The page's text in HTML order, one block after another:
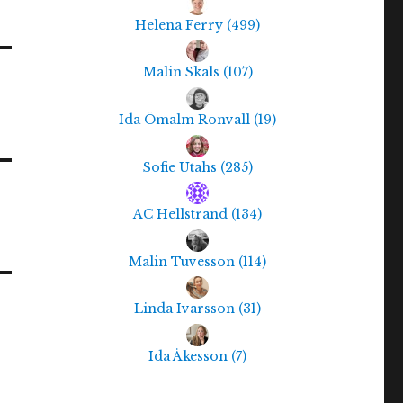
Helena Ferry (499)
Malin Skals (107)
Ida Ömalm Ronvall (19)
Sofie Utahs (285)
AC Hellstrand (134)
Malin Tuvesson (114)
Linda Ivarsson (31)
Ida Åkesson (7)